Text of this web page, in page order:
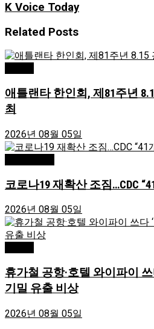
K Voice Today
Related Posts
애틀랜타 한인회, 제81주년
최
2026년 08월 05일
코로나19 재확산 조짐…CDC
2026년 08월 05일
휴가철 공항·호텔 와이파이 쓰
기밀 유출 비상
2026년 08월 05일